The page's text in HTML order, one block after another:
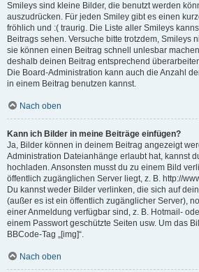
Smileys sind kleine Bilder, die benutzt werden
auszudrücken. Für jeden Smiley gibt es einen
fröhlich und :( traurig. Die Liste aller Smileys
Beitrags sehen. Versuche bitte trotzdem, Smileys
sie können einen Beitrag schnell unlesbar
deshalb deinen Beitrag entsprechend
Die Board-Administration kann auch die Anzahl
in einem Beitrag benutzen kannst.
Nach oben
Kann ich Bilder in meine Beiträge einfügen?
Ja, Bilder können in deinem Beitrag angezeigt
Administration Dateianhänge erlaubt hat, kannst
hochladen. Ansonsten musst du zu einem Bild
öffentlich zugänglichen Server liegt, z. B. http://
Du kannst weder Bilder verlinken, die sich auf
(außer es ist ein öffentlich zugänglicher Server),
einer Anmeldung verfügbar sind, z. B. Hotmail-
einem Passwort geschützte Seiten usw. Um das
BBCode-Tag „[img]“.
Nach oben